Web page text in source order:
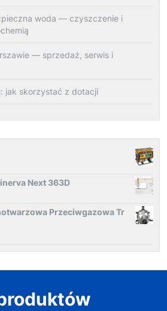
woda — czyszczenie i
— sprzedaż, serwis i
jak skorzystać z dotacji
Next 363D
Przeciwgazowa Tr